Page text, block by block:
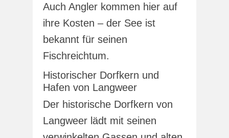
Auch Angler kommen hier auf
ihre Kosten – der See ist
bekannt für seinen
Fischreichtum.
Historischer Dorfkern und
Hafen von Langweer
Der historische Dorfkern von
Langweer lädt mit seinen